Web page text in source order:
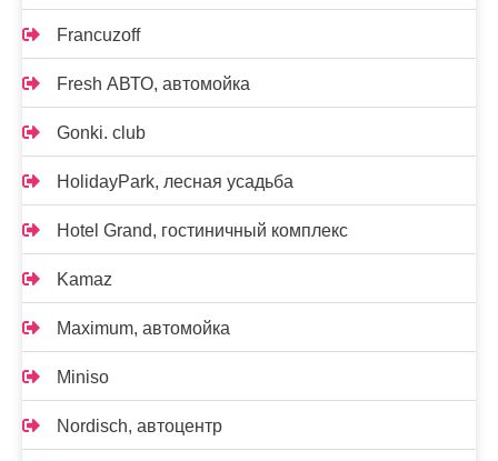
Francuzoff
Fresh АВТО, автомойка
Gonki. club
HolidayPark, лесная усадьба
Hotel Grand, гостиничный комплекс
Kamaz
Maximum, автомойка
Miniso
Nordisch, автоцентр